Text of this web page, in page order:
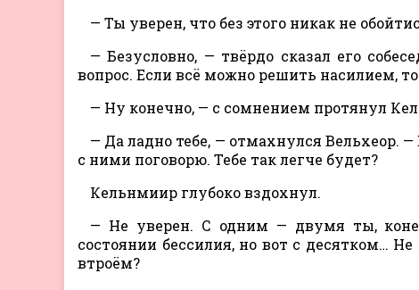
— Ты уверен, что без этого никак не
— Безусловно, — твёрдо сказал его
вопрос. Если всё можно решить насилием,
— Ну конечно, — с сомнением протянул
— Да ладно тебе, — отмахнулся Вельхеор.
с ними поговорю. Тебе так легче будет?
Кельнмиир глубоко вздохнул.
— Не уверен. С одним — двумя ты,
состоянии бессилия, но вот с десятком…
втроём?